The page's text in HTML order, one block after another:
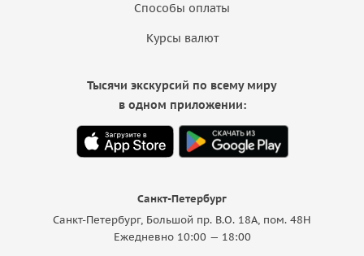
Способы оплаты
Курсы валют
Санкт-Петербург
Санкт-Петербург, Большой пр. В.О. 18A, пом. 48Н
Ежедневно 10:00 — 18:00
Тысячи экскурсий по всему миру
в одном приложении: